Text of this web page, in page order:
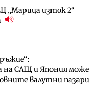
„Марица изток 2“
на САЩ и Япония може
валутни пазари
над 150 устройства с
август
работи само още
ако сушата продължи
на цените
избра изпълнител за
на трамвайното